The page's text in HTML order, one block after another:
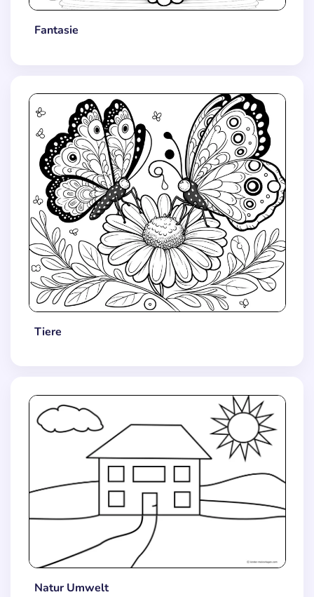
Fantasie
Tiere
Natur Umwelt